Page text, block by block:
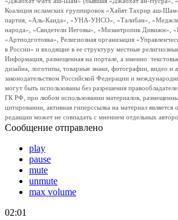
Коалиция исламских группировок «Хайят Тахрир аш-
партия, «Аль-Каида», «УНА-УНСО», «Талибан»,
народа», «Свидетели Иеговы», «Мизантропик Дивижн»,
«Артподготовка», Религиозная организация
в России» и входящие в ее структуру местные
Информация, размещенная на портале, а именно:
дизайна, логотипы, товарные знаки, фотографии, видео и
законодательством Российской Федерации и
могут быть использованы без разрешения
ГК РФ, при любом использовании материалов,
цитировании, активная гиперссылка на материал является
редакции может не совпадать с мнением отдельных
Сообщение отправлено
play
pause
mute
unmute
max volume
02:01